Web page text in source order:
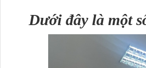
Dưới đây là một